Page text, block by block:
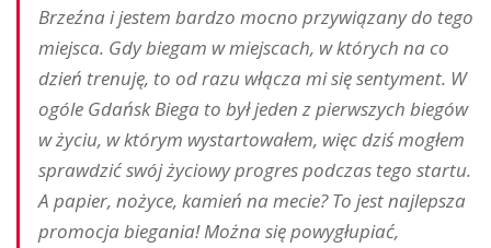
Brzeźna i jestem bardzo mocno przywiązany do tego
miejsca. Gdy biegam w miejscach, w których na co
dzień trenuję, to od razu włącza mi się sentyment. W
ogóle Gdańsk Biega to był jeden z pierwszych biegów
w życiu, w którym wystartowałem, więc dziś mogłem
sprawdzić swój życiowy progres podczas tego startu.
A papier, nożyce, kamień na mecie? To jest najlepsza
promocja biegania! Można się powygłupiać,